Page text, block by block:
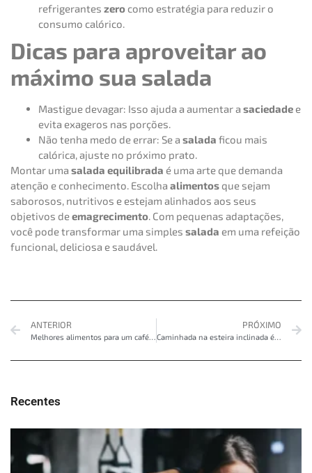
refrigerantes zero como estratégia para reduzir o
consumo calórico.
Dicas para aproveitar ao
máximo sua salada
Mastigue devagar: Isso ajuda a aumentar a saciedade e
evita exageros nas porções.
Não tenha medo de errar: Se a salada ficou mais
calórica, ajuste no próximo prato.
Montar uma salada equilibrada é uma arte que demanda
atenção e conhecimento. Escolha alimentos que sejam
saborosos, nutritivos e estejam alinhados aos seus
objetivos deemagrecimento. Com pequenas adaptações,
você pode transformar uma simples salada em uma refeição
funcional, deliciosa e saudável.
ANTERIOR
Melhores alimentos para um café da manhã anabólico
PRÓXIMO
Caminhada na esteira inclinada é bom?
Recentes